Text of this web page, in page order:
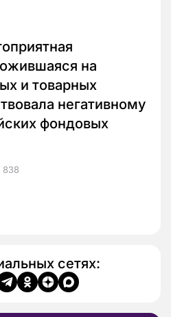
на
и товарных
негативному
фондовых
838
сетях: